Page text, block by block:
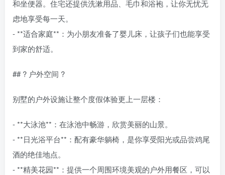
和坐便器。住宅还提供洗漱用品、毛巾和浴袍，让你无忧无
虑地享受每一天。
- **适合家庭**：为小朋友准备了婴儿床，让孩子们也能享受
到家的舒适。
## ? 户外空间 ?
别墅的户外设施让整个度假体验更上一层楼：
- **大泳池**：在泳池中畅游，欣赏美丽的山景。
- **日光浴平台**：配有豪华躺椅，是你享受阳光或品尝鸡尾
酒的绝佳地点。
- **精美花园**：提供一个周围环境美观的户外用餐区，可以